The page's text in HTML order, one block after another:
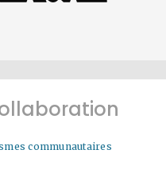
communautaires